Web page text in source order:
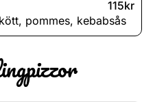
115kr
, pommes, kebabsås